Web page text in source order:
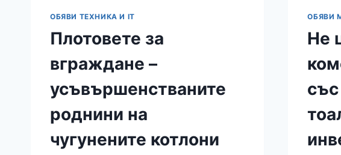
ОБЯВИ ТЕХНИКА И IT
Плотовете за
вграждане –
усъвършенстваните
роднини на
чугунените котлони
ОБЯВИ
Не